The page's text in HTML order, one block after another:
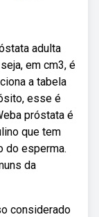
adulta
em cm3, é
a tabela
esse é
próstata é
que tem
do esperma.
da
considerado